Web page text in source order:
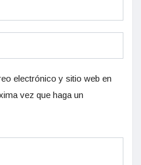
electrónico y sitio web en
vez que haga un